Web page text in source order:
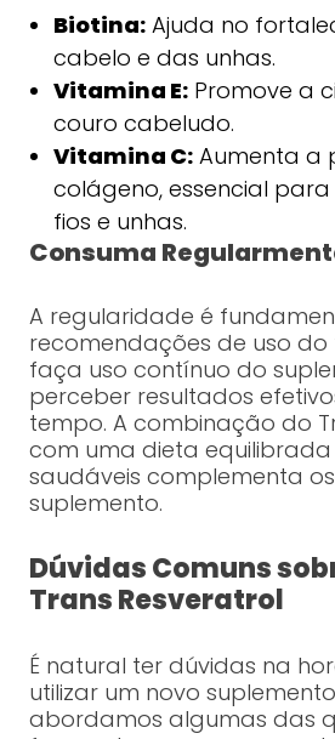
Biotina:Ajuda no
cabelo e das unhas.
Vitamina E:Promove a
couro cabeludo.
Vitamina C:Aumenta a
colágeno, essencial
fios e unhas.
Consuma
A regularidade é
recomendações de uso
faça uso contínuo do
perceber resultados
tempo. A combinação do
com uma dieta
saudáveis complementa
suplemento.
Dúvidas Comuns
Trans Resveratrol
É natural ter dúvidas na
utilizar um novo
abordamos algumas das